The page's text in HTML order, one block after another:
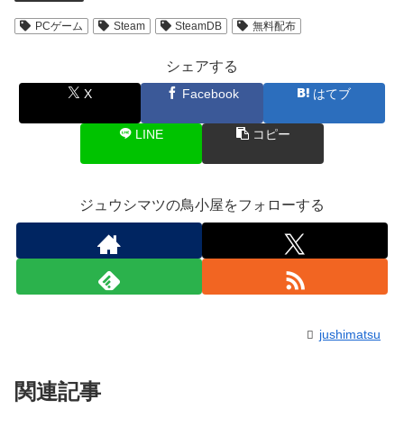
PCゲーム Steam SteamDB 無料配布
シェアする
X Facebook はてブ
LINE コピー
ジュウシマツの鳥小屋をフォローする
jushimatsu
関連記事